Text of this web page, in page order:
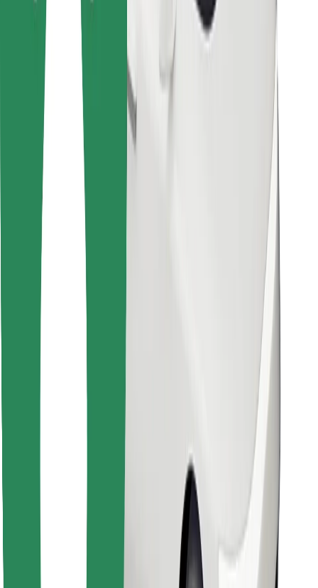
Proveedores
Cookies
Seguridad
Consigue un viaje en minutos
Descargar la app de Bolt
Descargar la app de Bolt Food